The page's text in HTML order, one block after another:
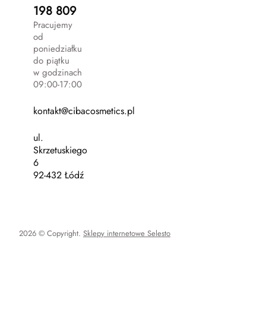
198 809
Pracujemy
od
poniedziałku
do piątku
w godzinach
09:00-17:00
kontakt@cibacosmetics.pl
ul.
Skrzetuskiego
6
92-432 Łódź
2026 © Copyright. Sklepy internetowe Selesto